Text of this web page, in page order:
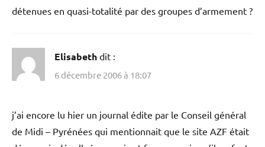
2006 en manipulant M Tirat avec des photos aérienne
Mais cette photo est probablement toujours dans les
tiroirs bien planqués de M. Dassault et certainement plus
pendant deux ans et au mépris de la vérité, de la
démocratie, de la liberté de la presse !